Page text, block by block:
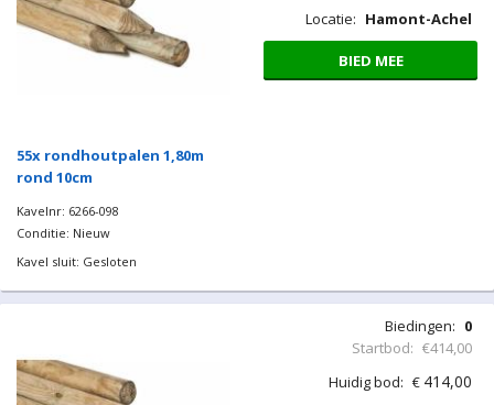
55x rondhoutpalen 1,80m
rond 10cm
Kavelnr: 6266-098
Conditie: Nieuw
Kavel sluit: Gesloten
Locatie: Hamont-Achel
BIED MEE
Biedingen: 0
Startbod: €414,00
Huidig bod: € 414,00